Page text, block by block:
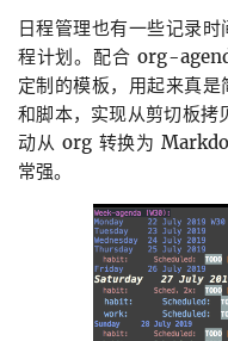
日程管理也有一些记录
程计划。配合 org-
定制的模板，用起来真
和脚本，实现从剪切板
动从 org 转换为
常强。